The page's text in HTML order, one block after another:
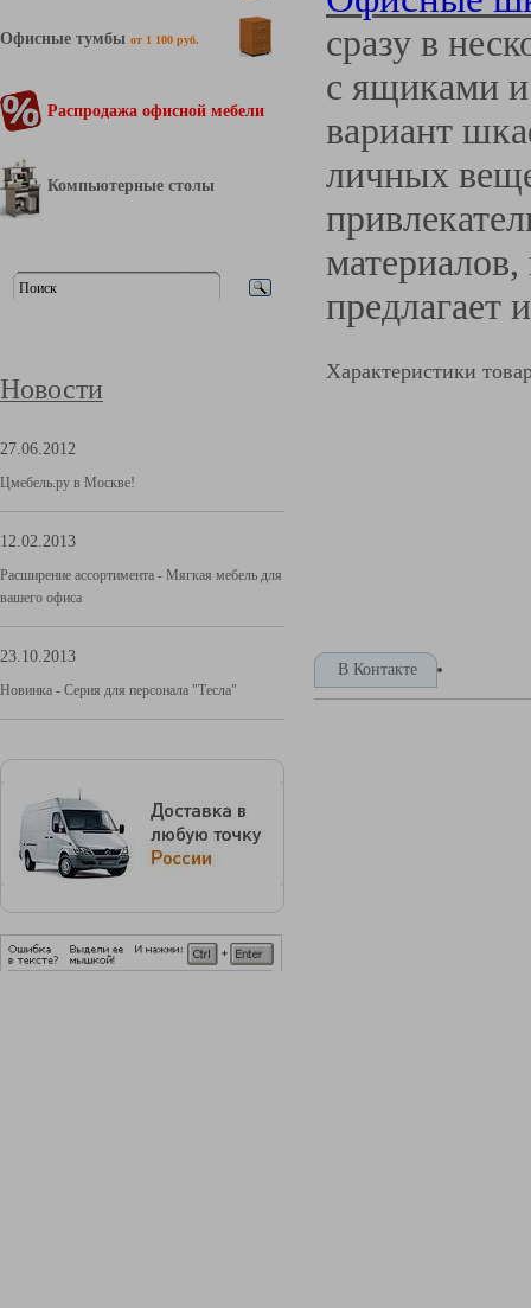
Офисные тумбы от 1 100 руб.
Распродажа офисной мебели
Компьютерные столы
Новости
27.06.2012
Цмебель.ру в Москве!
12.02.2013
Расширение ассортимента - Мягкая мебель для
вашего офиса
23.10.2013
Новинка - Серия для персонала "Тесла"
сразу в
с ящиками
вариант
личных
предлагает
Характеристики
В Контакте